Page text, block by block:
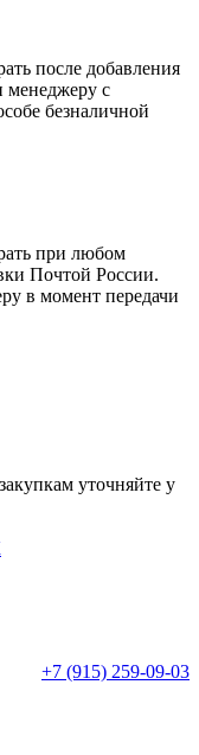
после добавления
менеджеру c
безналичной
при любом
Почтой России.
в момент передачи
уточняйте у
+7 (915) 259-09-03